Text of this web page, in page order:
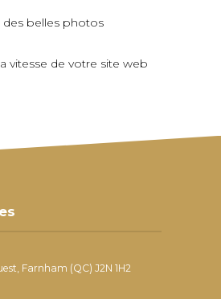
belles photos
vitesse de votre site web
Farnham (QC) J2N 1H2